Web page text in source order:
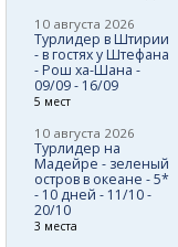
10 августа 2026
Турлидер в Штирии
- в гостях у Штефана
- Рош ха-Шана -
09/09 - 16/09
5 мест
10 августа 2026
Турлидер на
Мадейре - зеленый
остров в океане - 5*
- 10 дней - 11/10 -
20/10
3 места